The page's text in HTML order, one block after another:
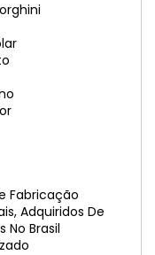
Fabricação
Adquiridos De
No Brasil